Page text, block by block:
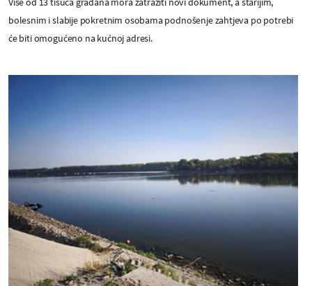
bolesnim i slabije pokretnim osobama podnošenje zahtjeva po potrebi
će biti omogućeno na kućnoj adresi.